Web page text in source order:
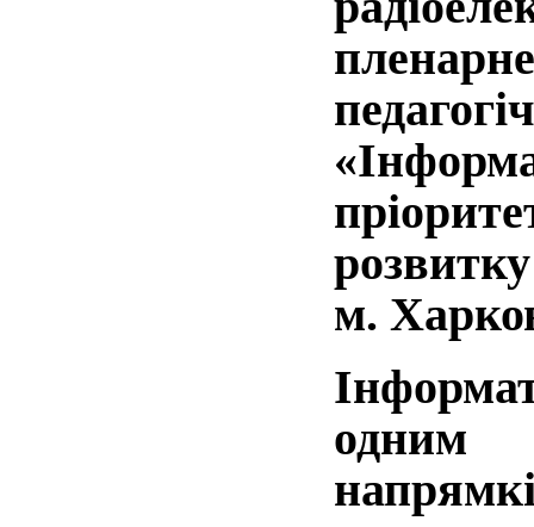
м.
одним